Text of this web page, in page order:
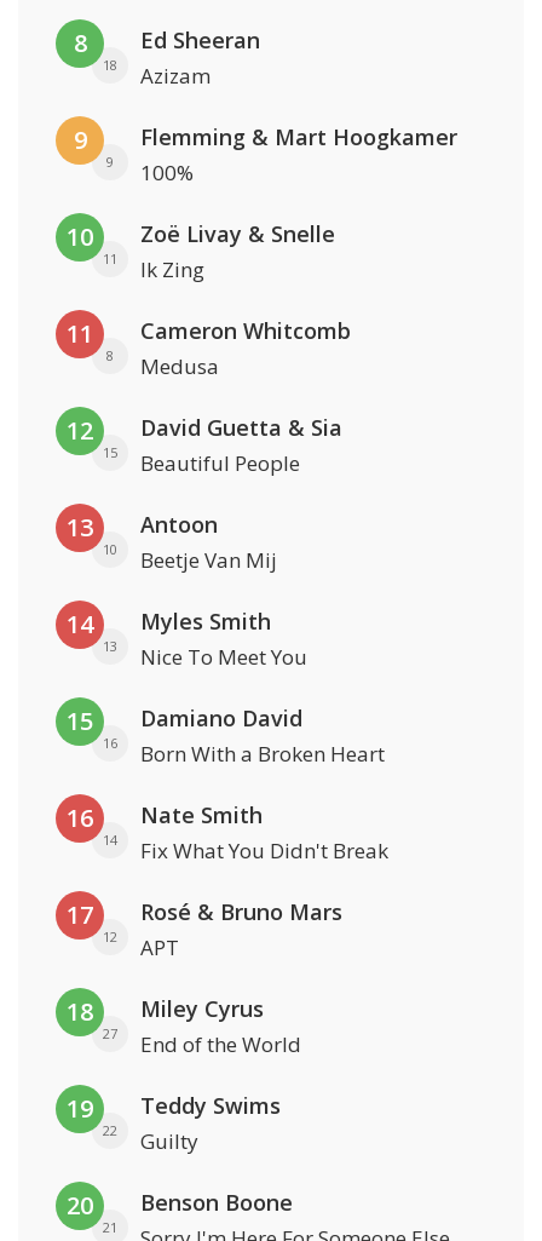
8
18
Ed Sheeran
Azizam
9
9
Flemming & Mart Hoogkamer
100%
10
11
Zoë Livay & Snelle
Ik Zing
11
8
Cameron Whitcomb
Medusa
12
15
David Guetta & Sia
Beautiful People
13
10
Antoon
Beetje Van Mij
14
13
Myles Smith
Nice To Meet You
15
16
Damiano David
Born With a Broken Heart
16
14
Nate Smith
Fix What You Didn't Break
17
12
Rosé & Bruno Mars
APT
18
27
Miley Cyrus
End of the World
19
22
Teddy Swims
Guilty
20
21
Benson Boone